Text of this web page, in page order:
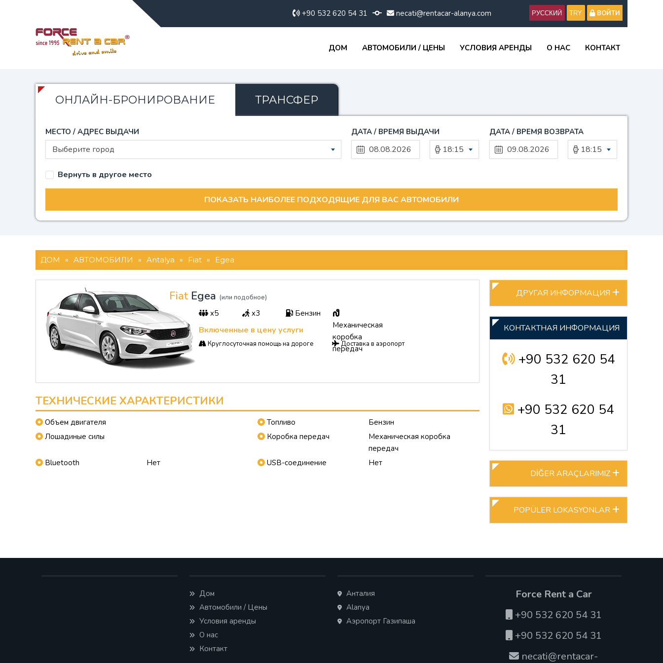
+90 532 620 54 31 necati@rentacar-alanya.com ВОЙТИ
ДОМ АВТОМОБИЛИ / ЦЕНЫ УСЛОВИЯ АРЕНДЫ О НАС КОНТАКТ
ОНЛАЙН-БРОНИРОВАНИЕ ТРАНСФЕР
МЕСТО / АДРЕС ВЫДАЧИ
Выберите город
ДАТА / ВРЕМЯ ВЫДАЧИ
18:15
ДАТА / ВРЕМЯ ВОЗВРАТА
18:15
Вернуть в другое место
ДОМ » АВТОМОБИЛИ » Antalya » Fiat » Egea
FiatEgea (или подобное)
x5 x3
Бензин
Механическая
коробка
передач
Включенные в цену услуги
Круглосуточная помощь на дороге Доставка в аэропорт
ТЕХНИЧЕСКИЕ ХАРАКТЕРИСТИКИ
Объем двигателя Топливо
Бензин
Лошадиные силы
Коробка передач
Механическая коробка
передач
Bluetooth
Нет USB-соединение Нет
ДРУГАЯ ИНФОРМАЦИЯ
КОНТАКТНАЯ ИНФОРМАЦИЯ
+90 532 620 54
31
+90 532 620 54
31
DİĞER ARAÇLARIMIZ
POPÜLER LOKASYONLAR
Дом
Автомобили / Цены
Условия аренды
О нас
Контакт
Анталия
Alanya
Аэропорт Газипаша
Force Rent a Car
+90 532 620 54 31
+90 532 620 54 31
necati@rentacar-